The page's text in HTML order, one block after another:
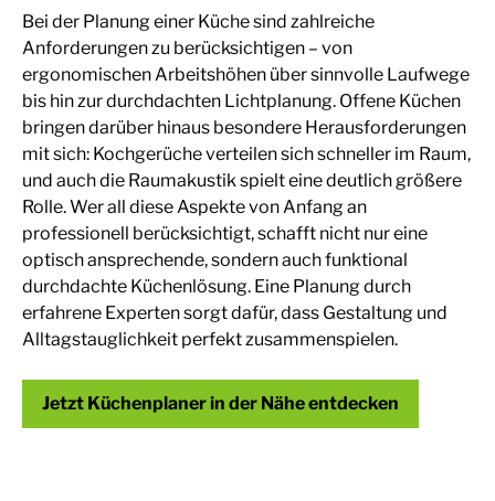
Bei der Planung einer Küche sind zahlreiche
Anforderungen zu berücksichtigen – von
ergonomischen Arbeitshöhen über sinnvolle Laufwege
bis hin zur durchdachten Lichtplanung. Offene Küchen
bringen darüber hinaus besondere Herausforderungen
mit sich: Kochgerüche verteilen sich schneller im Raum,
und auch die Raumakustik spielt eine deutlich größere
Rolle. Wer all diese Aspekte von Anfang an
professionell berücksichtigt, schafft nicht nur eine
optisch ansprechende, sondern auch funktional
durchdachte Küchenlösung. Eine Planung durch
erfahrene Experten sorgt dafür, dass Gestaltung und
Alltagstauglichkeit perfekt zusammenspielen.
Jetzt Küchenplaner in der Nähe entdecken